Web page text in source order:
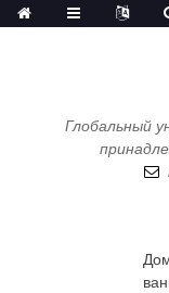
Глобальный